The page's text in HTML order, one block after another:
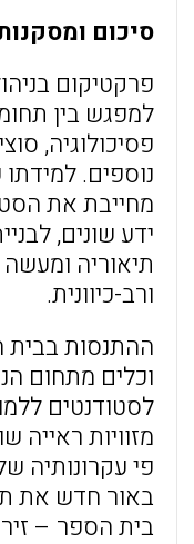
סיכום
פרקטיקום
למפגש בין
פסיכולוגיה,
נוספים.
מחייבת את
ידע שונים,
תיאוריה
ורב-כיוונית.
ההתנסות בבית
וכלים מתחום
לסטודנטים
מזוויות ראייה
פי עקרונותיה
באור חדש את
בית הספר –